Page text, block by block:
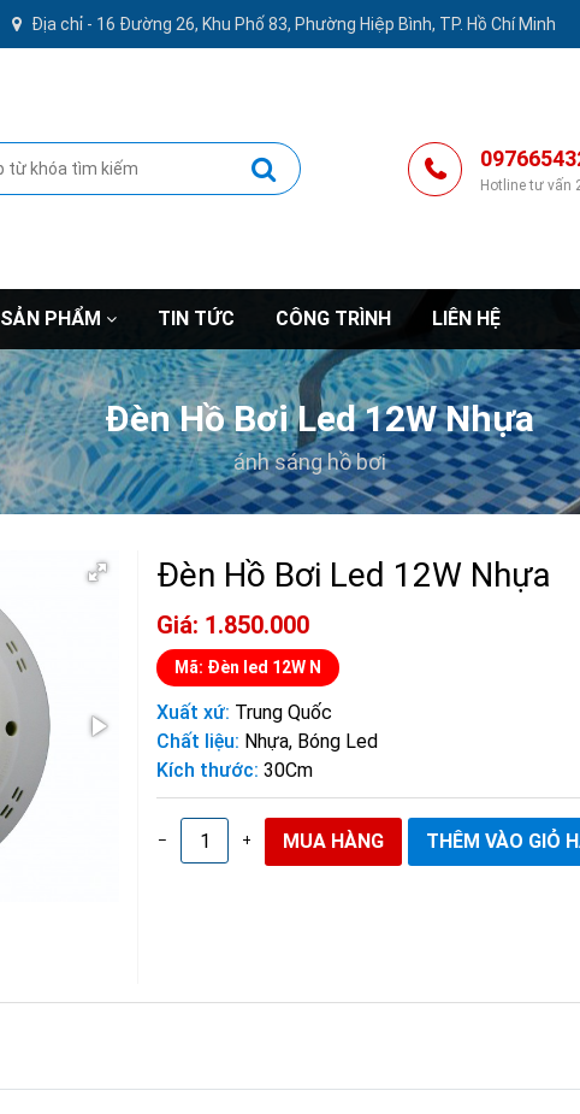
Địa chỉ - 16 Đường 26, Khu Phố 83, Phường Hiệp Bình, TP. Hồ Chí Minh
Hotline tư vấn
SẢN PHẨM TIN TỨC CÔNG TRÌNH LIÊN HỆ
Đèn Hồ Bơi Led 12W Nhựa
ánh sáng hồ bơi
Đèn Hồ Bơi Led 12W Nhựa
Giá: 1.850.000
Mã: Đèn led 12W N
Xuất xứ: Trung Quốc
Chất liệu: Nhựa, Bóng Led
Kích thước: 30Cm
– +